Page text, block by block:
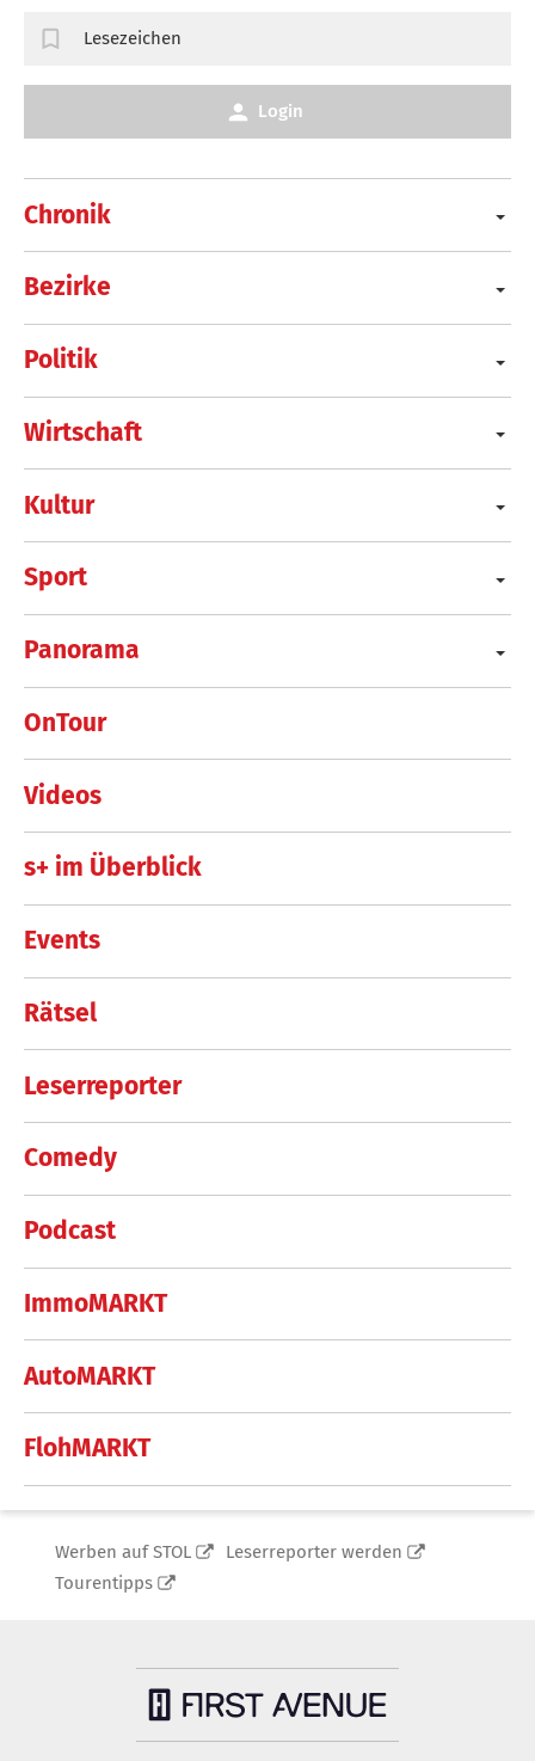
Chronik
Bezirke
Politik
Wirtschaft
Kultur
Sport
Panorama
OnTour
Videos
s+ im Überblick
Events
Rätsel
Leserreporter
Comedy
Podcast
ImmoMARKT
AutoMARKT
FlohMARKT
Lesezeichen
Login
Werben auf STOL
Leserreporter werden
Tourentipps